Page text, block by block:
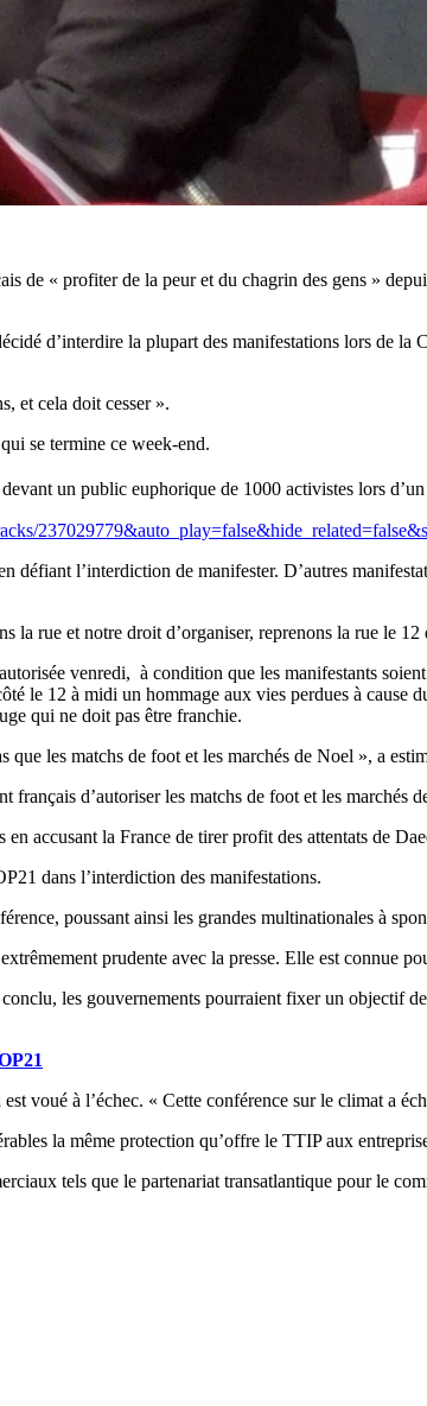
de « profiter de la peur et du chagrin des gens »
d’interdire la plupart des manifestations lors de
et cela doit cesser ».
se termine ce week-end.
un public euphorique de 1000 activistes lors
l’interdiction de manifester. D’autres
la rue et notre droit d’organiser, reprenons la rue le
venredi, à condition que les manifestants
le 12 à midi un hommage aux vies perdues à cause
qui ne doit pas être franchie.
que les matchs de foot et les marchés de Noel », a
d’autoriser les matchs de foot et les marchés
accusant la France de tirer profit des attentats de
dans l’interdiction des manifestations.
poussant ainsi les grandes multinationales à
prudente avec la presse. Elle est connue
les gouvernements pourraient fixer un objectif
voué à l’échec. « Cette conférence sur le climat a
la même protection qu’offre le TTIP aux
tels que le partenariat transatlantique pour le